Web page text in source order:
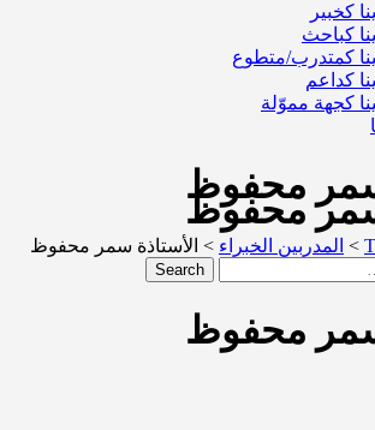
كخبير
كباحث
كمتدرب/متطوع
كداعم
كجهة مموّلة
سمر محفوظ
> المدربين الخبراء > الأستاذة سمر محفوظ
Search
سمر محفوظ
سمر محفوظ